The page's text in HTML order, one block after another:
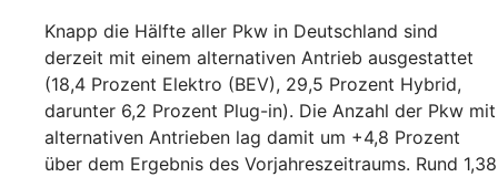
Knapp die Hälfte aller Pkw in Deutschland sind
derzeit mit einem alternativen Antrieb ausgestattet
(18,4 Prozent Elektro (BEV), 29,5 Prozent Hybrid,
darunter 6,2 Prozent Plug-in). Die Anzahl der Pkw mit
alternativen Antrieben lag damit um +4,8 Prozent
über dem Ergebnis des Vorjahreszeitraums. Rund 1,38